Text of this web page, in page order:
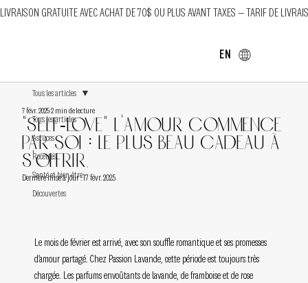
LIVRAISON GRATUITE AVEC ACHAT DE 70$ OU PLUS AVANT TAXES — TARIF DE
EN
Tous les articles
Astuces
Recettes
Santé et bien-être
Découvertes
Tous les articles
"Self-Love" l'amour commence
par soi : Le plus beau cadeau à
s'offrir.
7 févr. 20252 min de lecture
Dernière mise à jour :17 févr. 2025
Le mois de février est arrivé, avec son souffle romantique et ses promesses
d’amour partagé. Chez Passion Lavande, cette période est toujours très
chargée. Les parfums envoûtants de lavande, de framboise et de rose